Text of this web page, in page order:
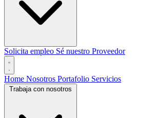
Solicita empleo Sé nuestro Proveedor
Home Nosotros Portafolio Servicios